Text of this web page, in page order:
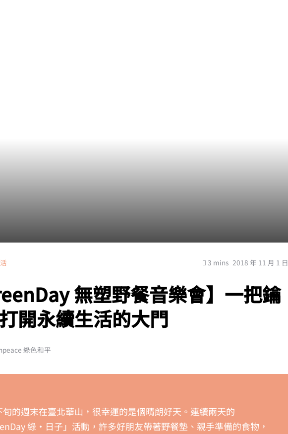
3 mins 2018 年 11 月 1 日
無塑野餐音樂會】一把鑰
開永續生活的大門
綠色和平
旬的週末在臺北華山，很幸運的是個晴朗好天。連續兩天的
綠・日子」活動，許多好朋友帶著野餐墊、親手準備的食物，